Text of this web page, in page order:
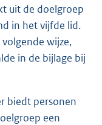
uit de doelgroep
in het vijfde lid.
wijze,
in de bijlage bij
biedt personen
een